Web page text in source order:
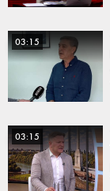
03:15
03:15